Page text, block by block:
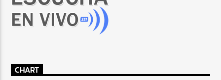
CHART